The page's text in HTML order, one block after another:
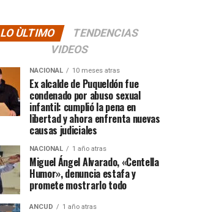
LO ÙLTIMO
TENDENCIAS
VIDEOS
NACIONAL 10 meses atras
Ex alcalde de Puqueldón fue
condenado por abuso sexual
infantil: cumplió la pena en
libertad y ahora enfrenta nuevas
causas judiciales
NACIONAL 1 año atras
Miguel Ángel Alvarado, «Centella
Humor», denuncia estafa y
promete mostrarlo todo
ANCUD 1 año atras